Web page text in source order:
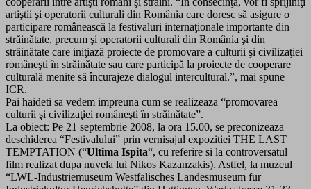
artiştii şi operatorii culturali din România care doresc să asigure o
participare românească la festivaluri internaţionale importante din
străinătate, precum şi operatorii culturali din România şi din
străinătate care iniţiază proiecte de promovare a culturii şi civilizaţiei
româneşti în străinătate sau care participă la proiecte de cooperare
culturală menite să încurajeze dialogul intercultural.”, mai spune
ICR.
Pai haideti sa vedem impreuna cum se realizeaza “promovarea
culturii şi civilizaţiei româneşti în străinătate”.
La obiect: Pe 21 septembrie 2008, la ora 15.00, se preconizeaza
deschiderea “Festivalului” prin vernisajul expozitiei THE LAST
TEMPTATION (“Ultima Ispita“, cu referire si la controversatul
film realizat dupa nuvela lui Nikos Kazanzakis). Astfel, la muzeul
“LWL-Industriemuseum Westfalisches Landesmuseum fur